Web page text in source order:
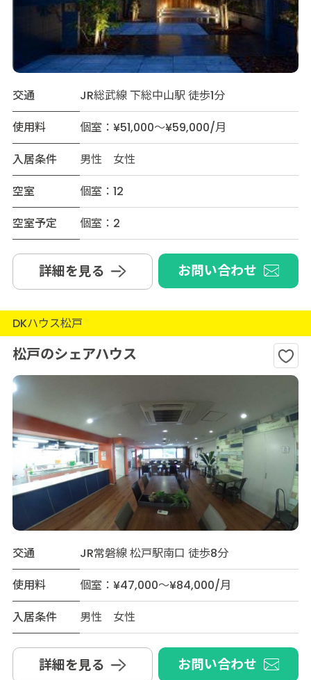
交通
JR総武線 下総中山駅 徒歩1分
使用料
個室：¥51,000～¥59,000/月
入居条件
男性 女性
空室
個室：12
空室予定
個室：2
詳細を見る お問い合わせ
DKハウス松戸
松戸のシェアハウス
交通
JR常磐線 松戸駅南口 徒歩8分
使用料
個室：¥47,000～¥84,000/月
入居条件
男性 女性
詳細を見る お問い合わせ